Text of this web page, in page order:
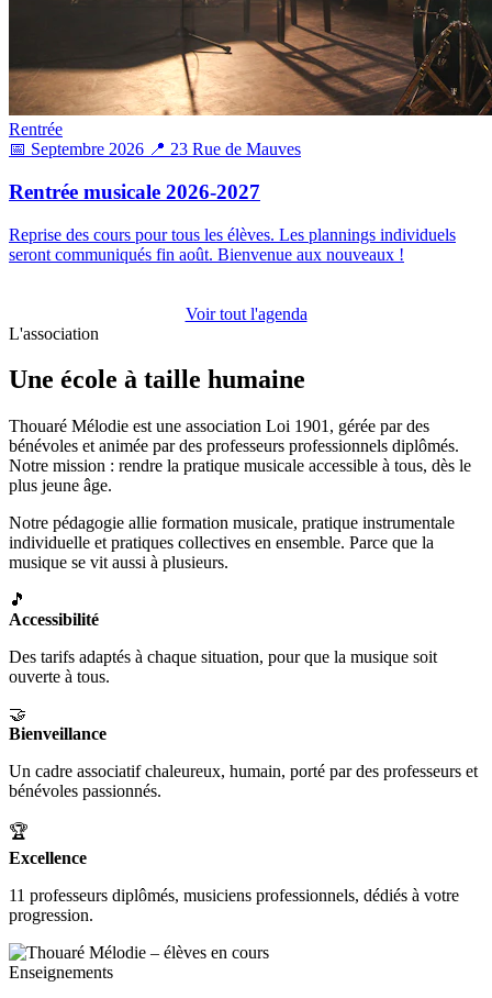
Rentrée
📅 Septembre 2026 📍 23 Rue de Mauves
Rentrée musicale 2026-2027
Reprise des cours pour tous les élèves. Les plannings individuels
seront communiqués fin août. Bienvenue aux nouveaux !
Voir tout l'agenda
L'association
Une école à taille humaine
Thouaré Mélodie est une association Loi 1901, gérée par des
bénévoles et animée par des professeurs professionnels diplômés.
Notre mission : rendre la pratique musicale accessible à tous, dès le
plus jeune âge.
Notre pédagogie allie formation musicale, pratique instrumentale
individuelle et pratiques collectives en ensemble. Parce que la
musique se vit aussi à plusieurs.
🎵
Accessibilité
Des tarifs adaptés à chaque situation, pour que la musique soit
ouverte à tous.
🤝
Bienveillance
Un cadre associatif chaleureux, humain, porté par des professeurs et
bénévoles passionnés.
🏆
Excellence
11 professeurs diplômés, musiciens professionnels, dédiés à votre
progression.
Enseignements